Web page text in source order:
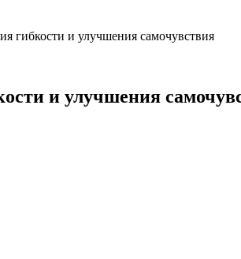
гибкости и улучшения самочувствия
и улучшения